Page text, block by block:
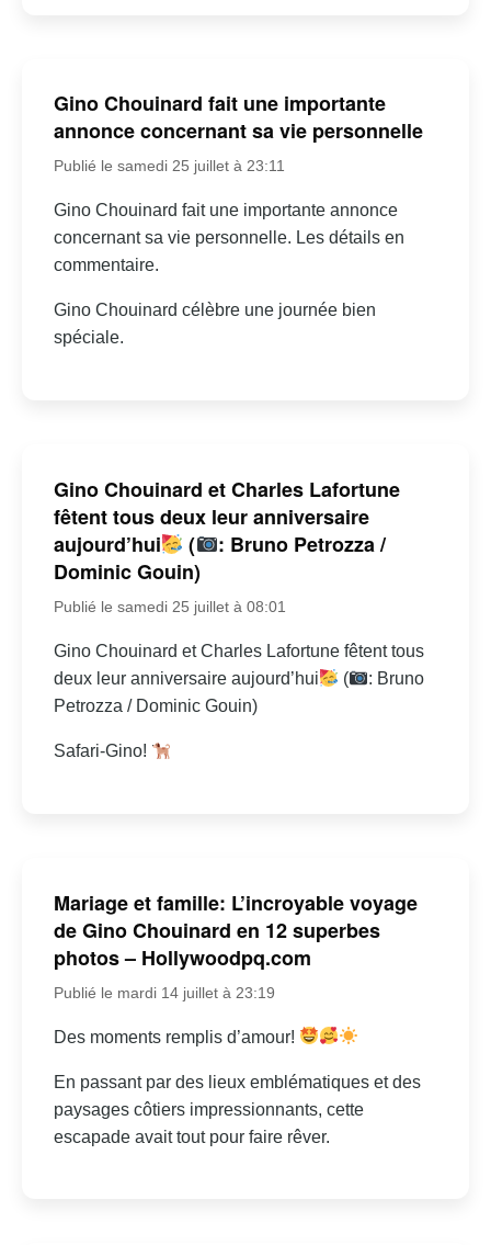
Gino Chouinard fait une importante
annonce concernant sa vie personnelle
Publié le samedi 25 juillet à 23:11
Gino Chouinard fait une importante annonce
concernant sa vie personnelle. Les détails en
commentaire.
Gino Chouinard célèbre une journée bien
spéciale.
Gino Chouinard et Charles Lafortune
fêtent tous deux leur anniversaire
aujourd’hui
(
: Bruno Petrozza /
Dominic Gouin)
Publié le samedi 25 juillet à 08:01
Gino Chouinard et Charles Lafortune fêtent tous
deux leur anniversaire aujourd’hui
(
: Bruno
Petrozza / Dominic Gouin)
Safari-Gino!
Mariage et famille: L’incroyable voyage
de Gino Chouinard en 12 superbes
photos – Hollywoodpq.com
Publié le mardi 14 juillet à 23:19
Des moments remplis d’amour!
En passant par des lieux emblématiques et des
paysages côtiers impressionnants, cette
escapade avait tout pour faire rêver.